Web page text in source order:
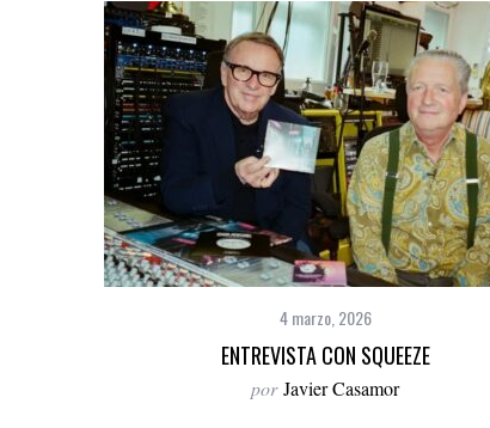
4 marzo, 2026
ENTREVISTA CON SQUEEZE
por Javier Casamor